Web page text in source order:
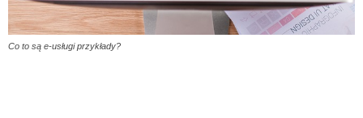
Co to są e-usługi przykłady?